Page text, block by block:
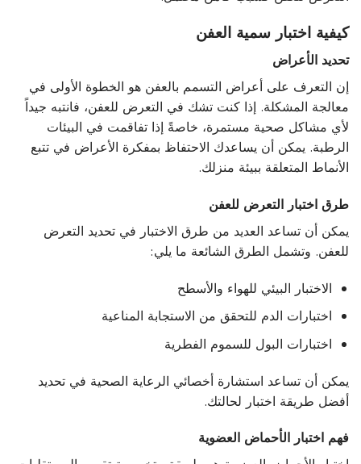
كيفية اختبار سمية العفن
تحديد الأعراض
إن التعرف على أعراض التسمم بالعفن هو الخطوة الأولى في
معالجة المشكلة. إذا كنت تشك في التعرض للعفن، فانتبه جيداً
لأي مشاكل صحية مستمرة، خاصةً إذا تفاقمت في البيئات
الرطبة. يمكن أن يساعدك الاحتفاظ بمفكرة الأعراض في تتبع
الأنماط المتعلقة ببيئة منزلك.
طرق اختبار التعرض للعفن
يمكن أن تساعد العديد من طرق الاختبار في تحديد التعرض
للعفن. وتشمل الطرق الشائعة ما يلي:
الاختبار البيئي للهواء والأسطح
اختبارات الدم للتحقق من الاستجابة المناعية
اختبارات البول للسموم الفطرية
يمكن أن تساعد استشارة أخصائي الرعاية الصحية في تحديد
أفضل طريقة اختبار لحالتك.
فهم اختبار الأحماض العضوية